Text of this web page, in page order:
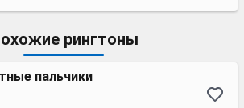
рингтоны
пальчики